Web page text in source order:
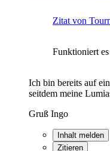
Zitat von
Funktioniert
Ich bin bereits auf
seitdem meine
Gruß Ingo
Inhalt melden
Zitieren